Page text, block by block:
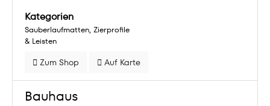
Kategorien
Sauberlaufmatten Zierprofile
& Leisten
Zum Shop Auf Karte
Bauhaus